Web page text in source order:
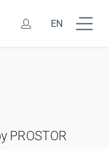
EN
PROSTOR